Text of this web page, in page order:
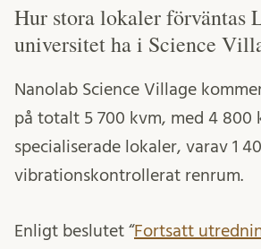
Hur stora lokaler förväntas
universitet ha i Science
Nanolab Science Village
på totalt 5 700 kvm, med 4 800
specialiserade lokaler, varav 1
vibrationskontrollerat renrum.
Enligt beslutet “Fortsatt